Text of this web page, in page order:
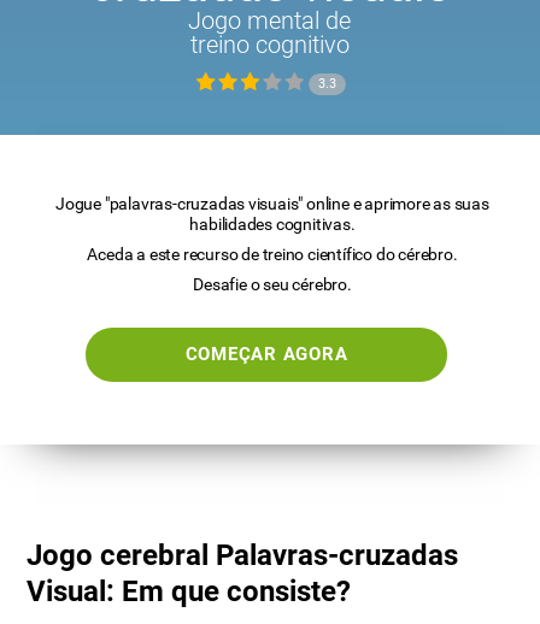
Jogo mental de
treino cognitivo
3.3
Jogue "palavras-cruzadas visuais" online e aprimore as suas
habilidades cognitivas.
Aceda a este recurso de treino científico do cérebro.
Desafie o seu cérebro.
COMEÇAR AGORA
Jogo cerebral Palavras-cruzadas
Visual: Em que consiste?